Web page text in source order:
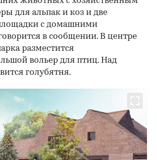
для альпак и коз и две
с домашними
в сообщении. В центре
разместится
вольер для птиц. Над
голубятня.